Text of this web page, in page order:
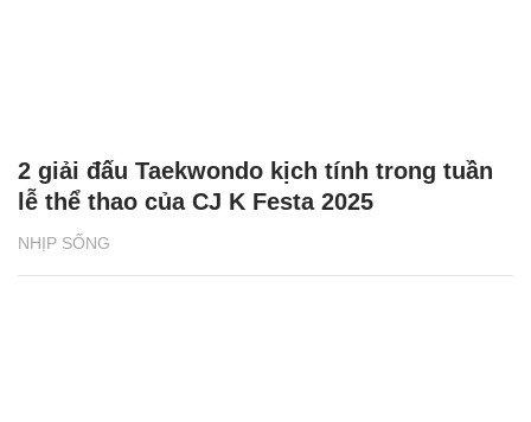
NHỊP SỐNG
2 giải đấu Taekwondo kịch tính trong tuần
lễ thể thao của CJ K Festa 2025